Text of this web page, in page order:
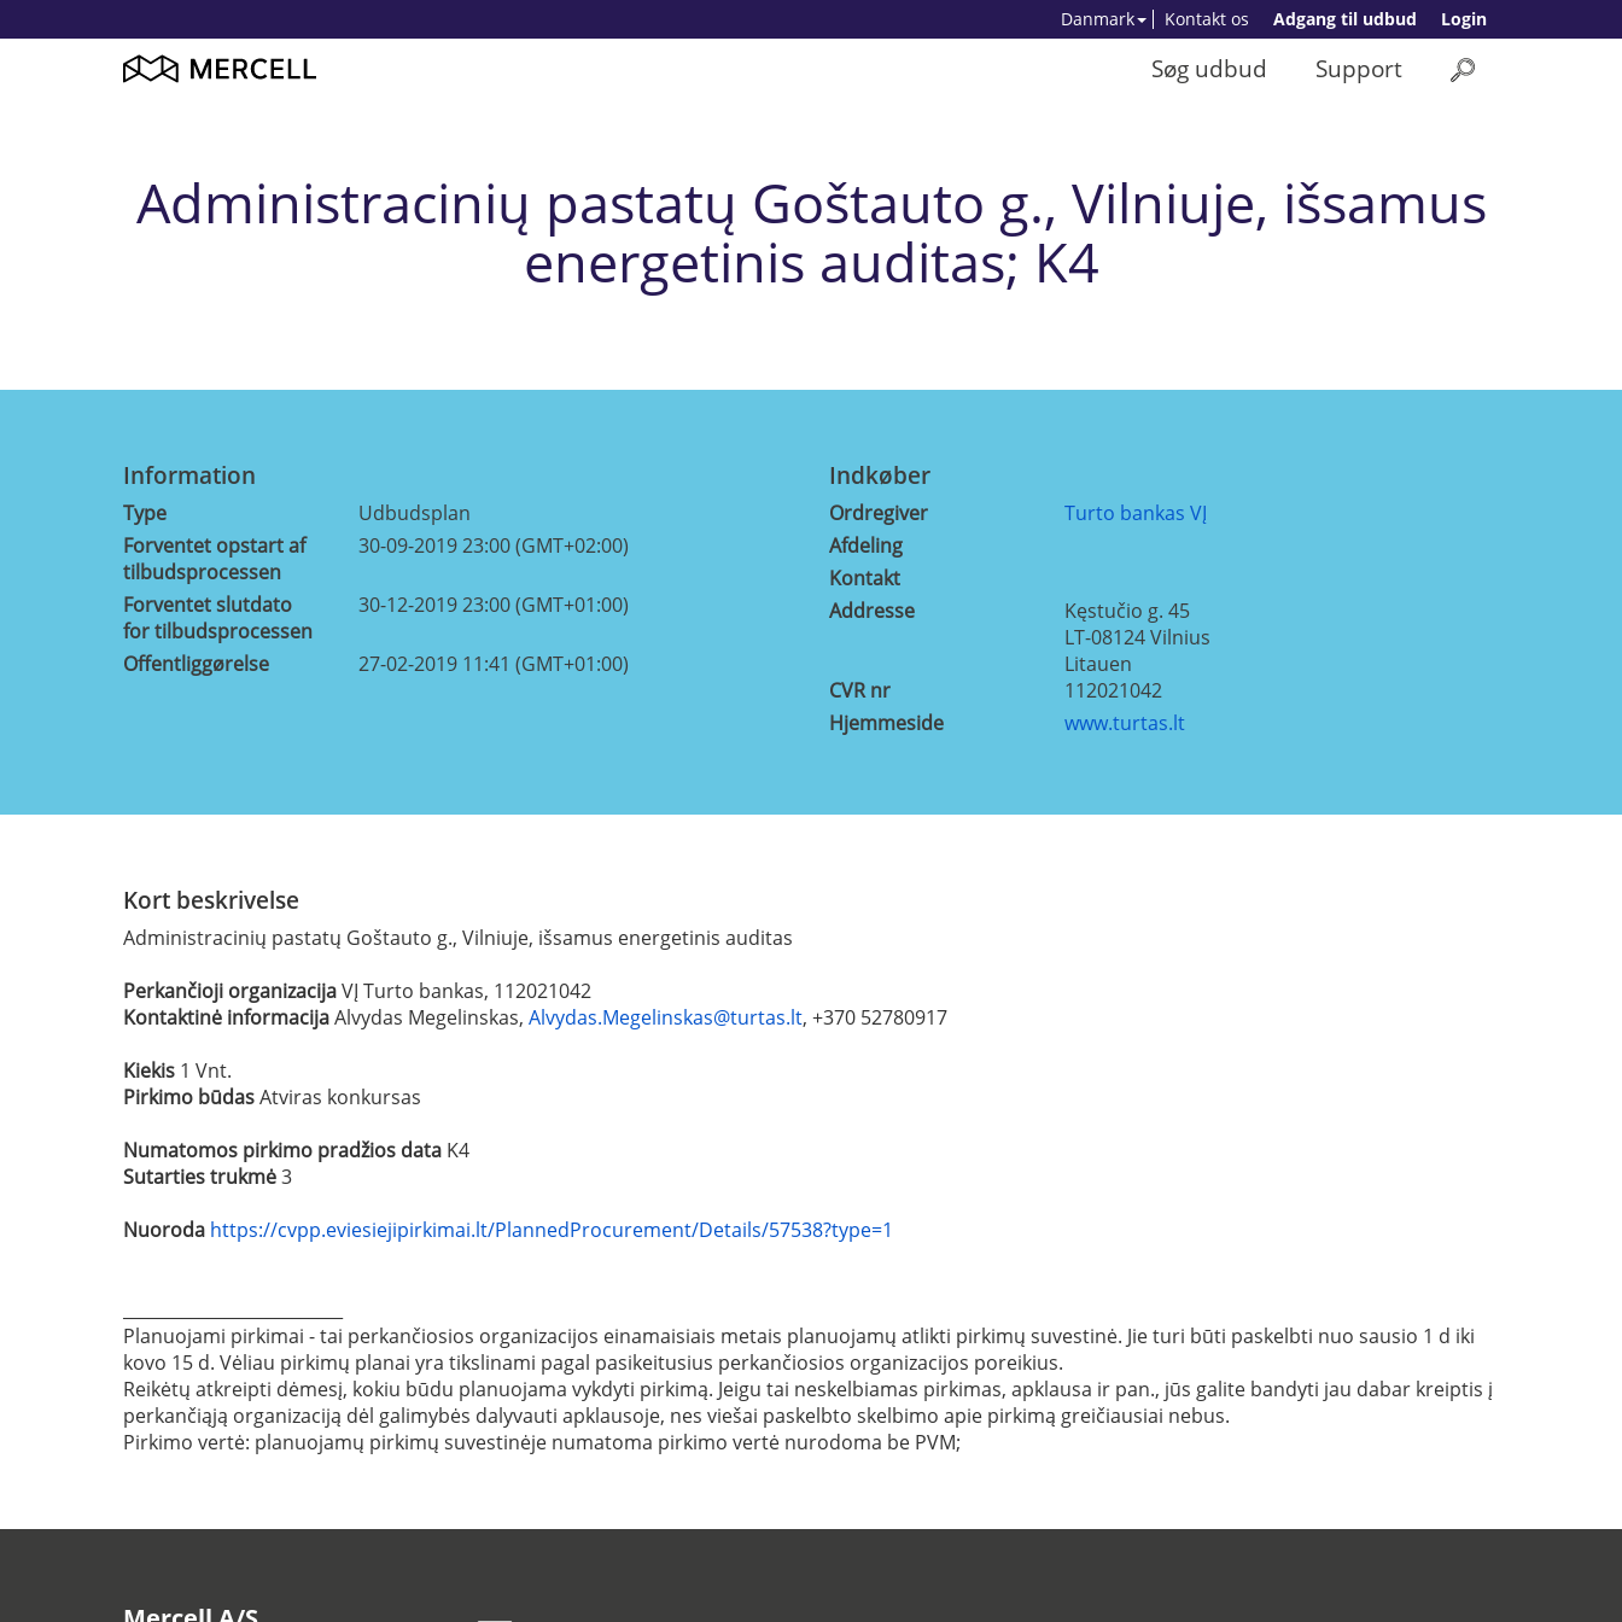
Login
Adgang til udbud
Kontakt os
Danmark
Support
Søg udbud
Administracinių pastatų Goštauto g., Vilniuje, išsamus
energetinis auditas; K4
Information
Type
Udbudsplan
Forventet opstart af
tilbudsprocessen
30-09-2019 23:00 (GMT+02:00)
Forventet slutdato
for tilbudsprocessen
30-12-2019 23:00 (GMT+01:00)
Offentliggørelse 27-02-2019 11:41 (GMT+01:00)
Indkøber
Ordregiver
Turto bankas VĮ
Afdeling
Kontakt
Addresse
Kęstučio g. 45
LT-08124Vilnius
Litauen
CVR nr
112021042
Hjemmeside
www.turtas.lt
Kort beskrivelse
Administracinių pastatų Goštauto g., Vilniuje, išsamus energetinis auditas
Perkančioji organizacijaVĮ Turto bankas, 112021042
Kontaktinė informacijaAlvydas Megelinskas, Alvydas.Megelinskas@turtas.lt, +370 52780917
Kiekis 1 Vnt.
Pirkimo būdasAtviras konkursas
Numatomos pirkimo pradžios data K4
Sutarties trukmė3
Nuoroda https://cvpp.eviesiejipirkimai.lt/PlannedProcurement/Details/57538?type=1
Planuojami pirkimai - tai perkančiosios organizacijos einamaisiais metais planuojamų atlikti pirkimų suvestinė. Jie turi būti paskelbti nuo sausio 1 d iki
kovo 15 d. Vėliau pirkimų planai yra tikslinami pagal pasikeitusius perkančiosios organizacijos poreikius.
Reikėtų atkreipti dėmesį, kokiu būdu planuojama vykdyti pirkimą. Jeigu tai neskelbiamas pirkimas, apklausa ir pan., jūs galite bandyti jau dabar kreiptis į
perkančiąją organizaciją dėl galimybės dalyvauti apklausoje, nes viešai paskelbto skelbimo apie pirkimą greičiausiai nebus.
Pirkimo vertė: planuojamų pirkimų suvestinėje numatoma pirkimo vertė nurodoma be PVM;